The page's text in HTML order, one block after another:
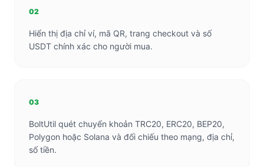
02
Hiển thị địa chỉ ví, mã QR, trang checkout và số
USDT chính xác cho người mua.
03
BoltUtil quét chuyển khoản TRC20, ERC20, BEP20,
Polygon hoặc Solana và đối chiếu theo mạng, địa chỉ,
số tiền.